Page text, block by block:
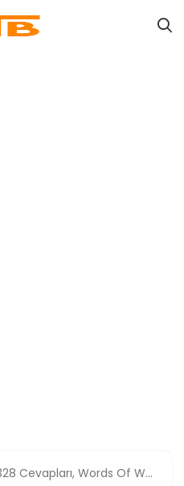
WOW 328 Cevapları, Words Of Wonders 328 Cevapları